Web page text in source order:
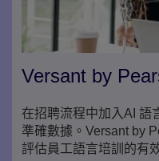
Versant by
在招聘流程中加入AI 語
準確數據。Versant by
評估員工語言培訓的有